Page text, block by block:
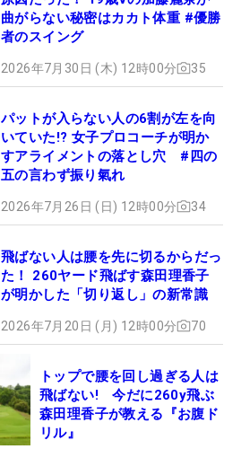
曲がらない秘密はカカト体重 #優勝
者のスイング
2026年7月30日 (木) 12時00分 35
パットが入らない人の6割が左を向
いていた!? 女子プロコーチが明か
すアライメントの落とし穴 #四の
五の言わず振り氣れ
2026年7月26日 (日) 12時00分 34
飛ばない人は腰を先に切るからだっ
た！ 260ヤード飛ばす森田理香子
が明かした「切り返し」の新常識
2026年7月20日 (月) 12時00分 70
トップで腰を回し過ぎる人は
飛ばない! 今だに260y飛ぶ
森田理香子が教える『お腹ド
リル』